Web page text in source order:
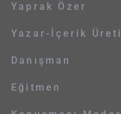
Yaprak Özer
Yazar-İçerik
Danışman
Eğitmen